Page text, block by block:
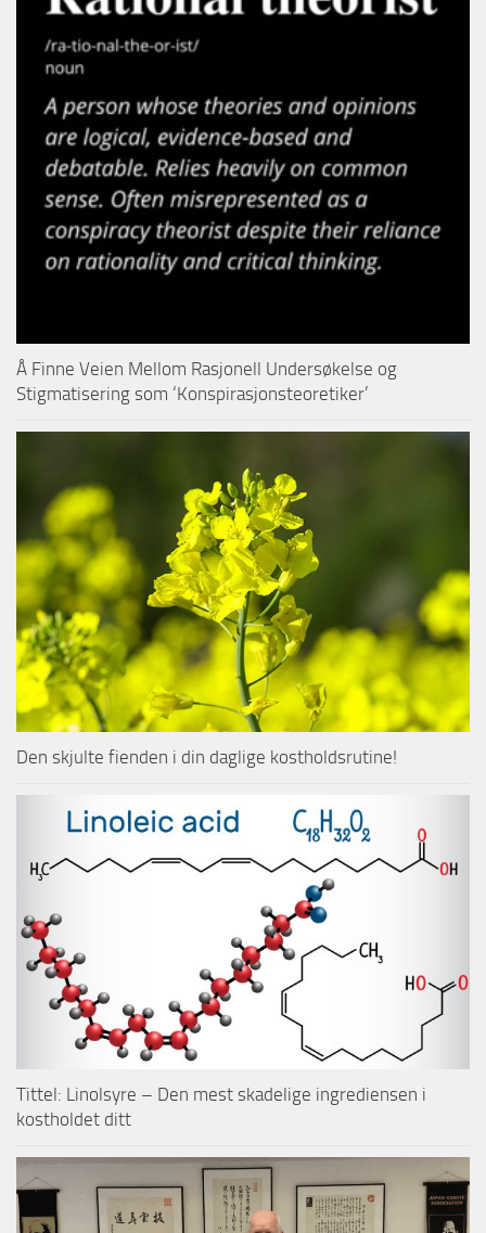
Å Finne Veien Mellom Rasjonell Undersøkelse og
Stigmatisering som ‘Konspirasjonsteoretiker’
Den skjulte fienden i din daglige kostholdsrutine!
Tittel: Linolsyre – Den mest skadelige ingrediensen i
kostholdet ditt